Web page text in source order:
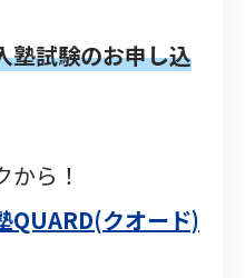
塾試験のお申し込
ら！
QUARD(クオード)